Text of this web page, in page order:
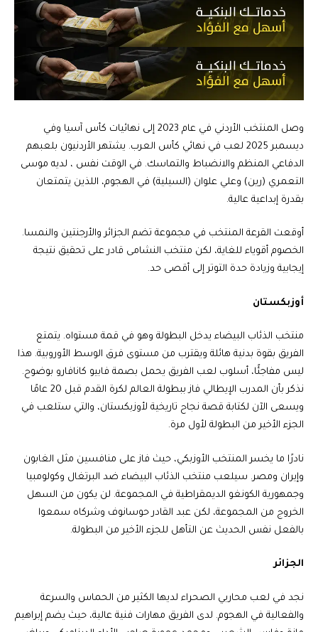
وصل المنتخب الأردني في عام 2023 إلى نهائيات كأس آسيا وفي
ديسمبر 2025 لعب في نهائي كأس العرب. يشتهر الأردنيون بلعبهم
الدفاعي المنظم والانضباط والتماسك. في الوقت نفس ، لديه موسى
التعمري (رين) وعلي علوان (السيلية) في الهجوم، اللذين يتمتعان
بقدرة إبداعية عالية.
أوقعت القرعة المنتخب في مجموعة تضم الجزائر والأرجنتين والنمسا.
الخصوم أقوياء للغاية، لكن منتخب النشامى قادر على تحقيق نتيجة
إيجابية وزيادة حدة التوتر إلى أقصى حد.
أوزبكستان
منتخب الذئاب البيضاء يدخل البطولة وهو في قمة مستواه. يتمتع
الفريق بقوة بدنية هائلة ويقترب من مستوى فرق الوسط الأوروبية. هذا
ليس مفاجئًا، أسلوب لعب الفريق يحمل بصمة فابيو كانافارو بوضوح.
نذكر بأن المدرب الإيطالي فاز ببطولة العالم لكرة القدم قبل 20 عامًا
ويسعى الآن لكتابة قصة نجاح تاريخية لأوزبكستان، والتي ستلعب في
الجزء الأخير من البطولة لأول مرة.
نادرًا ما يخسر المنتخب الأوزبكي، حيث فاز على منافسين مثل الغابون
وإيران ومصر. سيلعب منتخب الذئاب البيضاء ضد البرتغال وكولومبيا
وجمهورية الكونغو الديمقراطية في المجموعة. لن يكون من السهل
الخروج من المجموعة، لكن عبد القادر حوسانوف وشركاه سمعوا
بالفعل نفس الحديث عن التأهل للجزء الأخير من البطولة.
الجزائر
نجد في لعب محاربي الصحراء لديها الكثير من الحماس والسرعة
والفعالية في الهجوم. لدى الفريق مهارات فنية عالية، حيث يضم إبراهيم